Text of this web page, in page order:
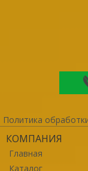
Политика
КОМПАНИЯ
Главная
Каталог